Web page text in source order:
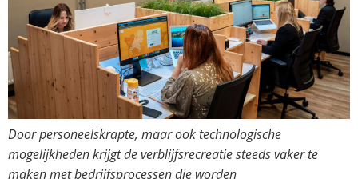
Door personeelskrapte, maar ook technologische
mogelijkheden krijgt de verblijfsrecreatie steeds vaker te
maken met bedrijfsprocessen die worden